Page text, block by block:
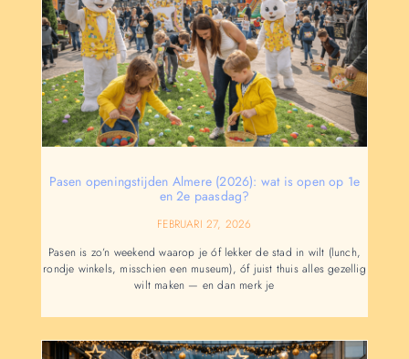
Pasen openingstijden Almere (2026): wat is open op 1e
en 2e paasdag?
FEBRUARI 27, 2026
Pasen is zo’n weekend waarop je óf lekker de stad in wilt (lunch,
rondje winkels, misschien een museum), óf juist thuis alles gezellig
wilt maken — en dan merk je